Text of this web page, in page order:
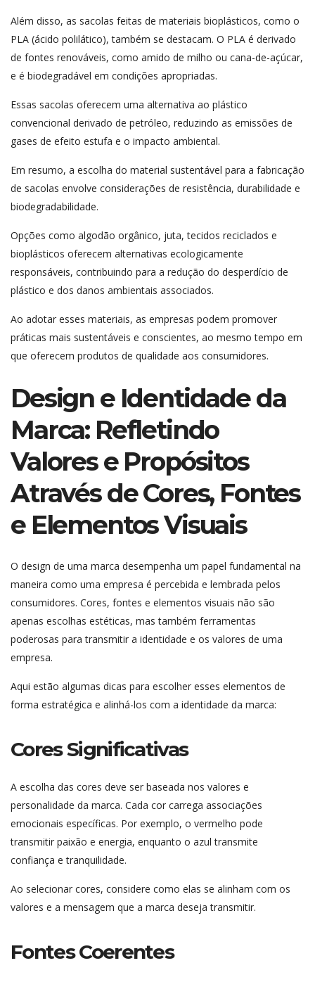
Além disso, as sacolas feitas de materiais bioplásticos, como o
PLA (ácido polilático), também se destacam. O PLA é derivado
de fontes renováveis, como amido de milho ou cana-de-açúcar,
e é biodegradável em condições apropriadas.
Essas sacolas oferecem uma alternativa ao plástico
convencional derivado de petróleo, reduzindo as emissões de
gases de efeito estufa e o impacto ambiental.
Em resumo, a escolha do material sustentável para a fabricação
de sacolas envolve considerações de resistência, durabilidade e
biodegradabilidade.
Opções como algodão orgânico, juta, tecidos reciclados e
bioplásticos oferecem alternativas ecologicamente
responsáveis, contribuindo para a redução do desperdício de
plástico e dos danos ambientais associados.
Ao adotar esses materiais, as empresas podem promover
práticas mais sustentáveis e conscientes, ao mesmo tempo em
que oferecem produtos de qualidade aos consumidores.
Design e Identidade da
Marca: Refletindo
Valores e Propósitos
Através de Cores, Fontes
e Elementos Visuais
O design de uma marca desempenha um papel fundamental na
maneira como uma empresa é percebida e lembrada pelos
consumidores. Cores, fontes e elementos visuais não são
apenas escolhas estéticas, mas também ferramentas
poderosas para transmitir a identidade e os valores de uma
empresa.
Aqui estão algumas dicas para escolher esses elementos de
forma estratégica e alinhá-los com a identidade da marca:
Cores Significativas
A escolha das cores deve ser baseada nos valores e
personalidade da marca. Cada cor carrega associações
emocionais específicas. Por exemplo, o vermelho pode
transmitir paixão e energia, enquanto o azul transmite
confiança e tranquilidade.
Ao selecionar cores, considere como elas se alinham com os
valores e a mensagem que a marca deseja transmitir.
Fontes Coerentes